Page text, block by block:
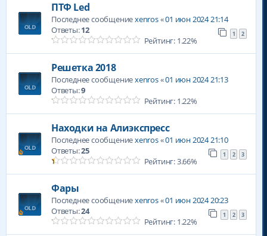
ПТФ Led
Последнее сообщениеxenros«01 июн 2024 21:14
Ответы:12 1 2
Рейтинг: 1.22%
Решетка 2018
Последнее сообщениеxenros«01 июн 2024 21:13
Ответы:9
Рейтинг: 1.22%
Находки на Алиэкспресс
Последнее сообщениеxenros«01 июн 2024 21:10
Ответы:25 1 2 3
Рейтинг: 3.66%
Фары
Последнее сообщениеxenros«01 июн 2024 20:23
Ответы:24 1 2 3
Рейтинг: 1.22%